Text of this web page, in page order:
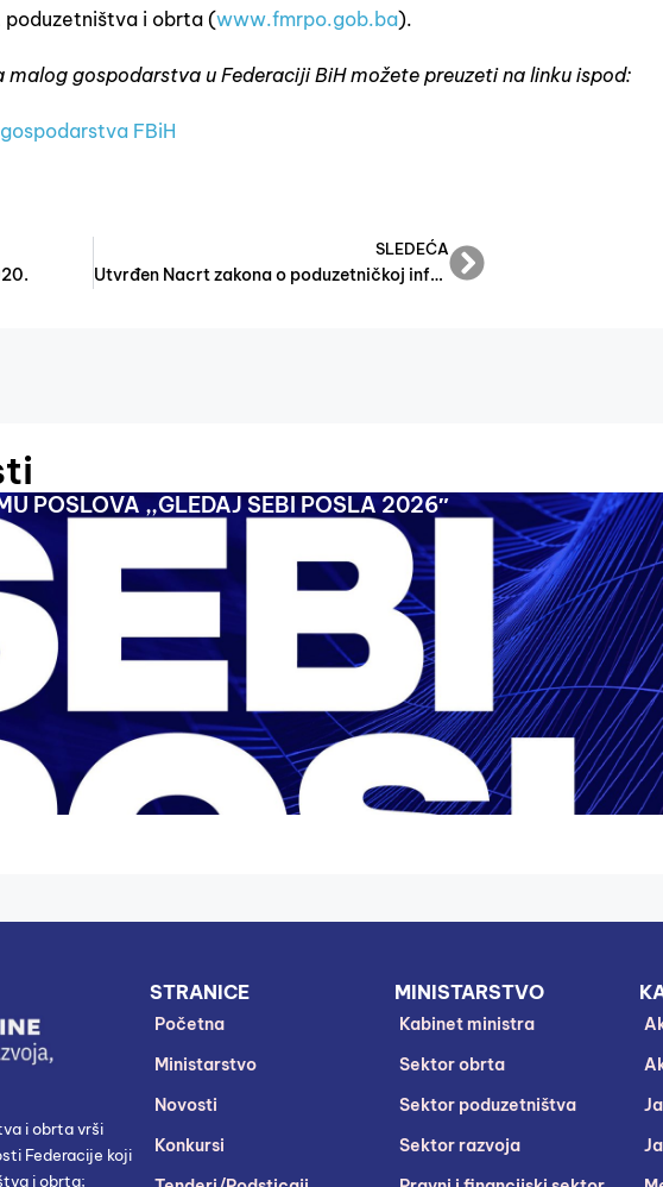
poduzetništva i obrta (www.fmrpo.gob.ba).
maloggospodarstva u Federaciji BiH možete preuzeti na linku ispod:
FBiH
SLEDEĆA
Utvrđen Nacrt zakona o poduzetničkoj infrastrukturi u FBiH
POSLOVA ,,GLEDAJ SEBI POSLA 2026″
i obrta vrši
Federacije koji
i obrta;
STRANICE
Početna
Ministarstvo
Novosti
Konkursi
MINISTARSTVO
Kabinet ministra
Sektor obrta
Sektor poduzetništva
Sektor razvoja